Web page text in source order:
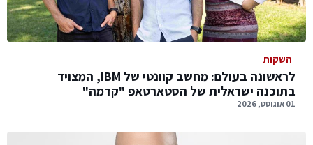
השקות
לראשונה בעולם: מחשב קוונטי של IBM, המצויד
בתוכנה ישראלית של הסטארטאפ "קדמה"
01 אוגוסט, 2026